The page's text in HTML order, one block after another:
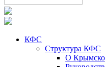
КФС
Структура КФС
О